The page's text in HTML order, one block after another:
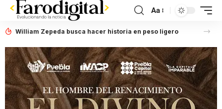
Aa
William Zepeda busca hacer historia en peso ligero